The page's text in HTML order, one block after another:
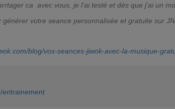
ca avec vous, je l'ai testé et dés que j'ai un
générer votre seance personnalisée et gratuite sur
blog/vos-seances-jiwok-avec-la-musique-
entrainement